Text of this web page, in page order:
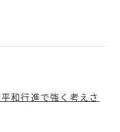
和行進で強く考えさ